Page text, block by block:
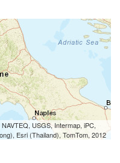
USGS, Intermap, iPC,
Esri (Thailand), TomTom, 2012